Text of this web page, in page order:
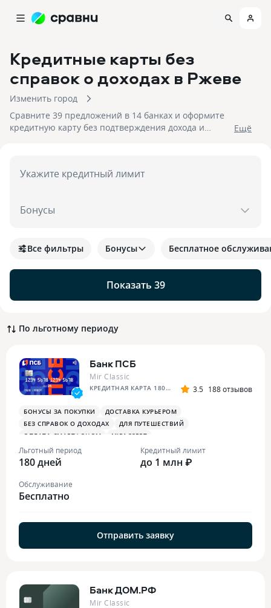
Кредитные карты без
справок о доходах в Ржеве
Изменить город
Сравните 39 предложений в 14 банках и оформите
кредитную карту без подтверждения дохода и
Eщё
Укажите кредитный лимит
Бонусы
Показать 39
Все фильтры Бонусы Бесплатное
По льготному периоду
Банк ПСБ
Mir Classic
КРЕДИТНАЯ КАРТА 180 ДНЕЙ БЕЗ % 3.5 188 отзывов
БОНУСЫ ЗА ПОКУПКИ
ДОСТАВКА КУРЬЕРОМ
БЕЗ СПРАВОК О ДОХОДАХ
ДЛЯ ПУТЕШЕСТВИЙ
ОПЛАТА СМАРТФОНОМ
MIRACCEPT
БОНУСЫ ЗА МЕДИЦИНСКИЕ УСЛУГИ
Льготный период
180 дней
Кредитный лимит
до 1 млн ₽
Обслуживание
Бесплатно
Отправить заявку
Банк ДОМ.РФ
Mir Classic